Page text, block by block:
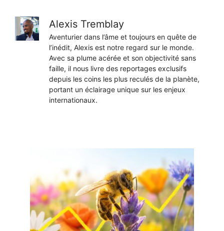
Alexis Tremblay
Aventurier dans l’âme et toujours en quête de
l’inédit, Alexis est notre regard sur le monde.
Avec sa plume acérée et son objectivité sans
faille, il nous livre des reportages exclusifs
depuis les coins les plus reculés de la planète,
portant un éclairage unique sur les enjeux
internationaux.